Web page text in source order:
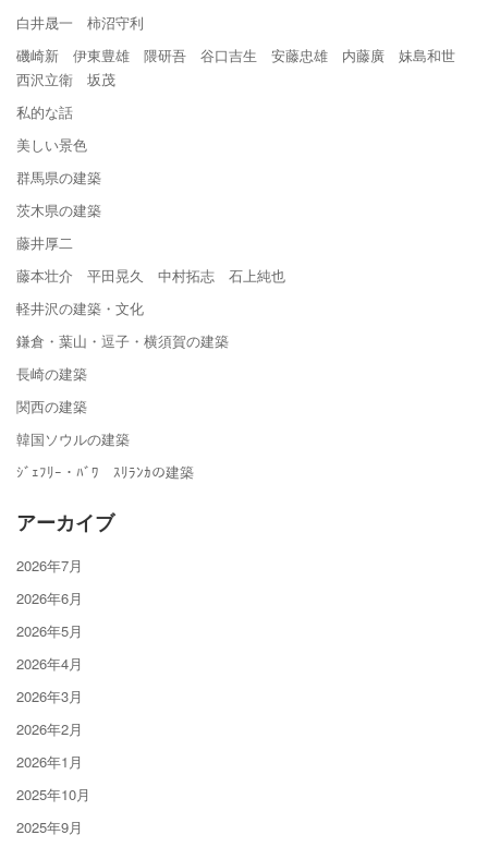
白井晟一 柿沼守利
磯崎新 伊東豊雄 隈研吾 谷口吉生 安藤忠雄 内藤廣 妹島和世
西沢立衛 坂茂
私的な話
美しい景色
群馬県の建築
茨木県の建築
藤井厚二
藤本壮介 平田晃久 中村拓志 石上純也
軽井沢の建築・文化
鎌倉・葉山・逗子・横須賀の建築
長崎の建築
関西の建築
韓国ソウルの建築
ｼﾞｪﾌﾘｰ・ﾊﾞﾜ ｽﾘﾗﾝｶの建築
アーカイブ
2026年7月
2026年6月
2026年5月
2026年4月
2026年3月
2026年2月
2026年1月
2025年10月
2025年9月